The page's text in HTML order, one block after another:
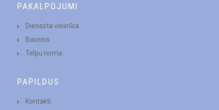
PAKALPOJUMI
Dienesta viesnīca
Baseins
Telpu noma
PAPILDUS
Kontakti